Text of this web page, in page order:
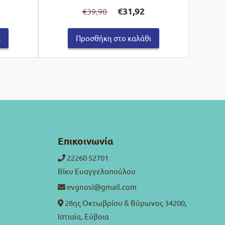
€39,90
price
€39,90.
€31,92τρέχουσα
είναι:
€31,92.
Προσθήκη στο καλάθι
Επικοινωνία
22260 52701
Βίκυ Ευαγγελοπούλου
evgnosi@gmail.com
28ης Οκτωβρίου & Βύρωνος 34200,
Ιστιαία, Εύβοια